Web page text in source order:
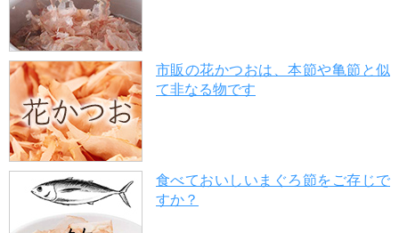
市販の花かつおは、本節や亀節と似
て非なる物です
食べておいしいまぐろ節をご存じで
すか？